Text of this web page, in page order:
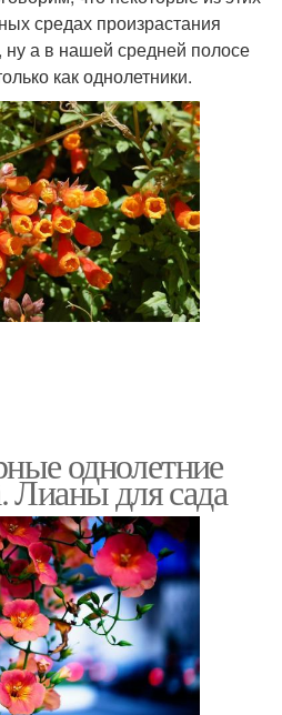
средах произрастания
а в нашей средней полосе
как однолетники.
однолетние
Лианы для сада